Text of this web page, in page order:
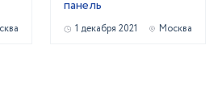
панель
1 декабря 2021 Москва